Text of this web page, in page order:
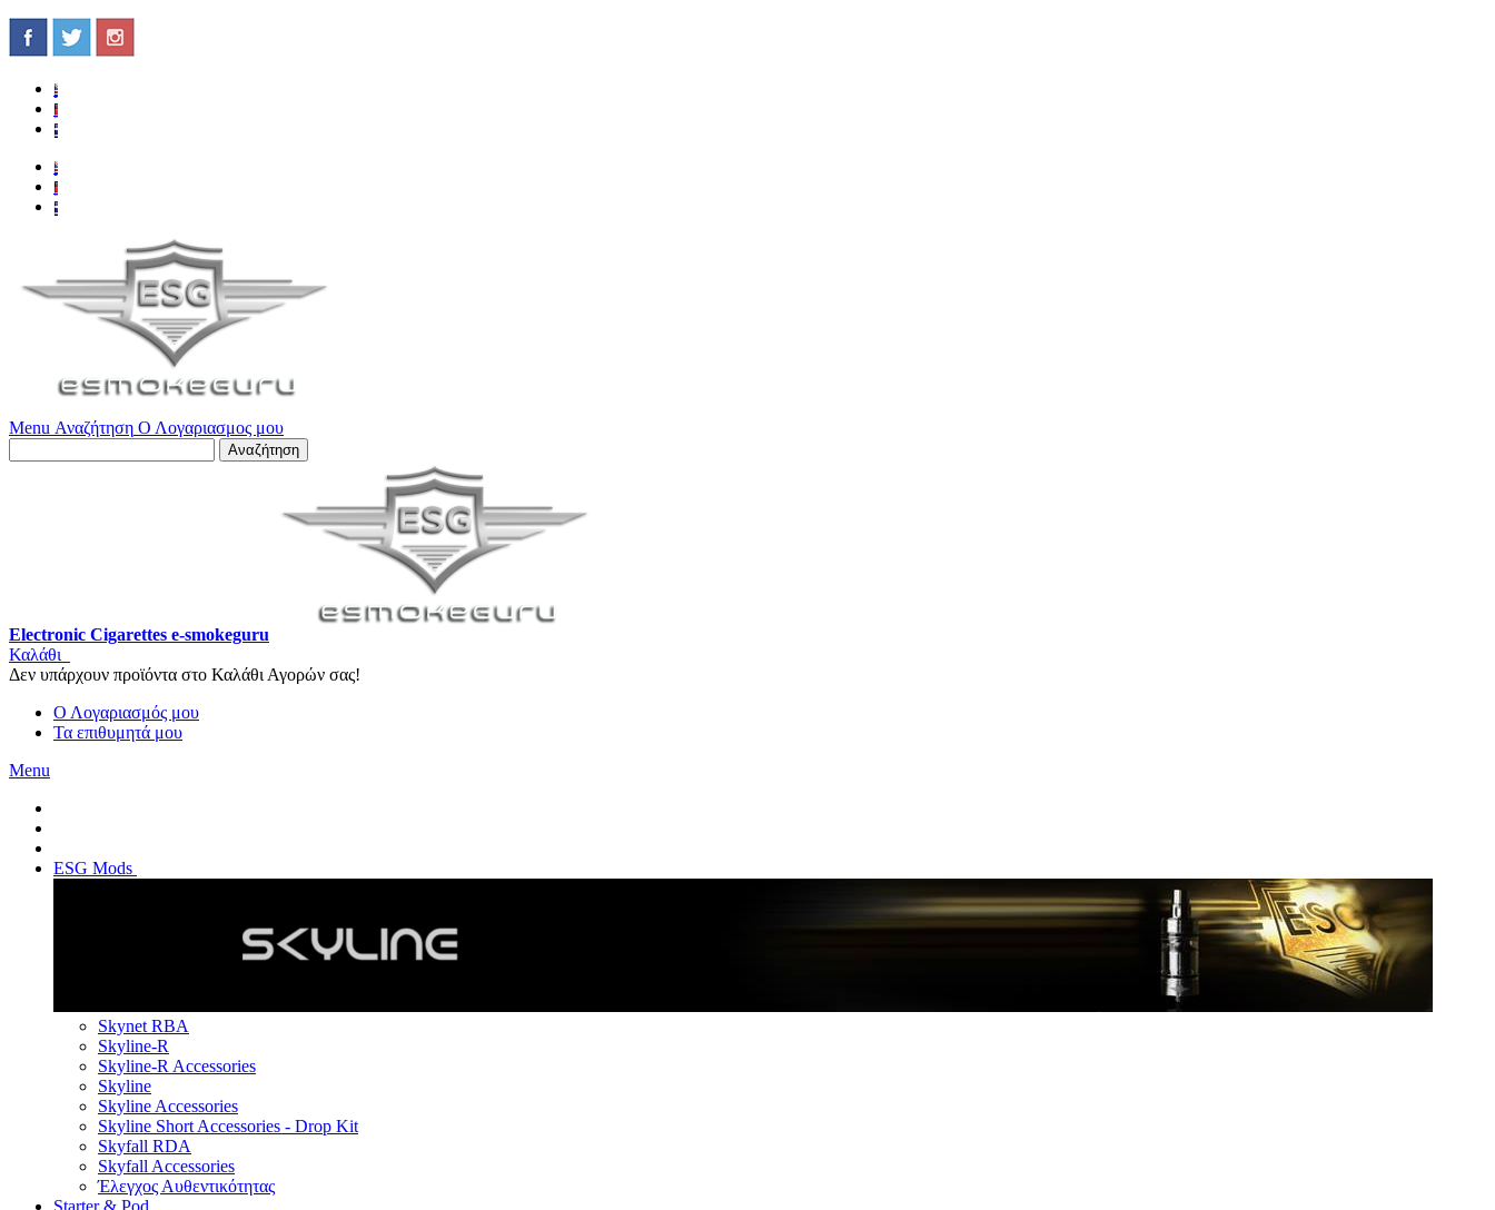
Menu Αναζήτηση Ο Λογαριασμος μου
Αναζήτηση
Electronic Cigarettes e-smokeguru
Καλάθι
Δεν υπάρχουν προϊόντα στο Καλάθι Αγορών σας!
Ο Λογαριασμός μου
Τα επιθυμητά μου
Menu
ESG Mods
Skynet RBA
Skyline-R
Skyline-R Accessories
Skyline
Skyline Accessories
Skyline Short Accessories - Drop Kit
Skyfall RDA
Skyfall Accessories
Έλεγχος Αυθεντικότητας
Starter & Pod